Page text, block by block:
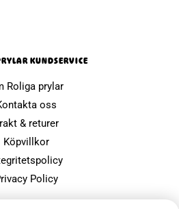
KUNDSERVICE
Roliga prylar
oss
& returer
Köpvillkor
Policy